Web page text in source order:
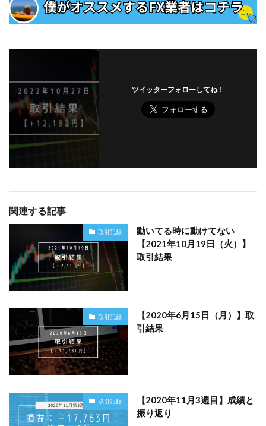
ツイッターフォローしてね！
関連する記事
取引記録
動いてる時に動けてない
【2021年10月19日（火）】
取引結果
取引記録
【2020年6月15日（月）】取
引結果
取引記録
【2020年11月3週目】成績と
振り返り